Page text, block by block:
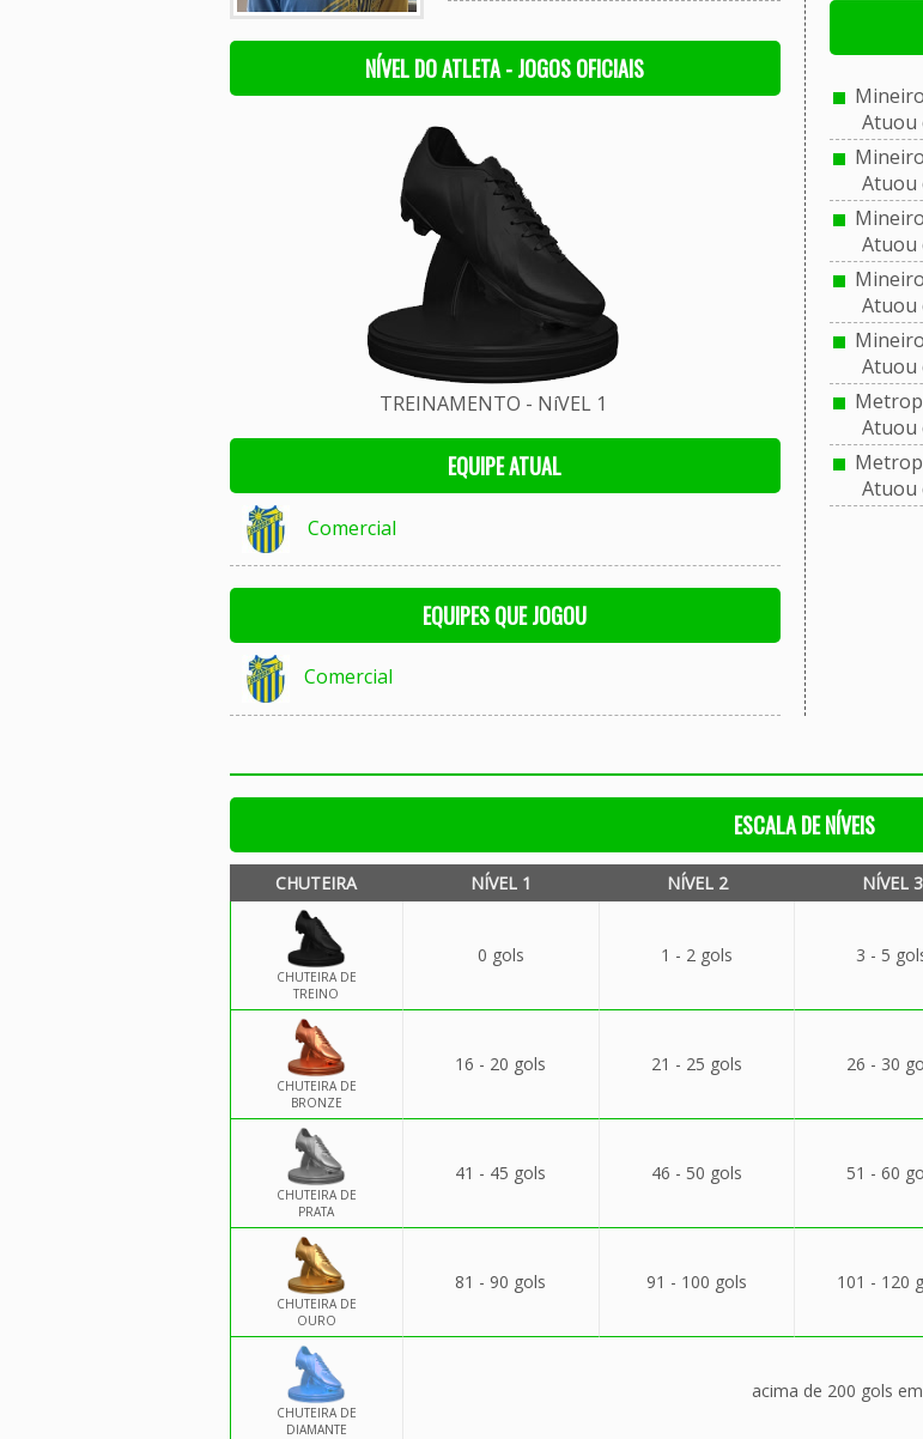
NÍVEL DO ATLETA - JOGOS OFICIAIS
TREINAMENTO - NíVEL 1
EQUIPE ATUAL
Comercial
EQUIPES QUE JOGOU
Comercial
Mineiro
Atuou
Mineiro
Atuou
Mineiro
Atuou
Mineiro
Atuou
Mineiro
Atuou
Atuou
Atuou
ESCALA DE NÍVEIS
CHUTEIRA NÍVEL 1 NÍVEL 2 NÍVEL 3
CHUTEIRA DE
TREINO
0 gols 1 - 2 gols 3 - 5
CHUTEIRA DE
BRONZE
16 - 20 gols 21 - 25 gols 26 - 30
CHUTEIRA DE
PRATA
41 - 45 gols 46 - 50 gols 51 - 60
CHUTEIRA DE
OURO
81 - 90 gols 91 - 100 gols 101 - 120
CHUTEIRA DE
DIAMANTE
acima de 200 gols